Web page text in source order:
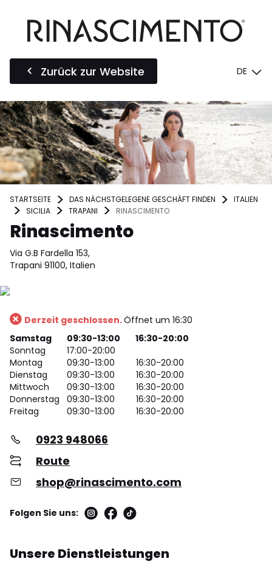
Zurück zur Website DE
STARTSEITE DAS NÄCHSTGELEGENE GESCHÄFT FINDEN
ITALIEN
SICILIA
TRAPANI RINASCIMENTO
Rinascimento
Via G.B Fardella 153,
Trapani 91100, Italien
Derzeit geschlossen.Öffnet um 16:30
Samstag
09:30-13:00
16:30-20:00
Sonntag
17:00-20:00
Montag
09:30-13:00
16:30-20:00
Dienstag
09:30-13:00
16:30-20:00
Mittwoch
09:30-13:00
16:30-20:00
Donnerstag
09:30-13:00
16:30-20:00
Freitag
09:30-13:00 16:30-20:00
0923 948066
Route
shop@rinascimento.com
Folgen Sie uns:
Unsere Dienstleistungen